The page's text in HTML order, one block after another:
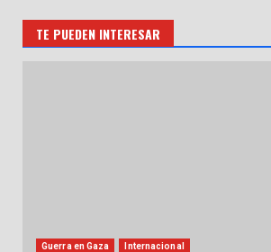
TE PUEDEN INTERESAR
Guerra en Gaza Internacional